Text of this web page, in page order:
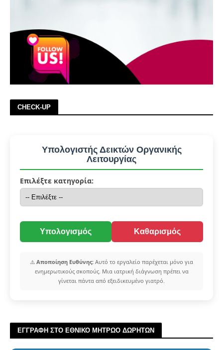
CHECK-UP
Υπολογιστής Δεικτών Οργανικής
Λειτουργίας
Επιλέξτε κατηγορία:
Υπολογισμός Καθαρισμός
⚠️ Αποποίηση Ευθύνης: Αυτό το εργαλείο παρέχεται μόνο για
ενημερωτικούς σκοπούς. Μια ιατρική διάγνωση πρέπει να
γίνεται πάντα από εξειδικευμένο γιατρό.
ΕΓΓΡΑΦΗ ΣΤΟ ΕΘΝΙΚΟ ΜΗΤΡΩΟ ΔΩΡΗΤΩΝ